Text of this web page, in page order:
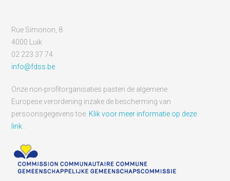
Rue Simonon, 8
4000 Luik
02 223 37 74
info@fdss.be
Onze non-profitorganisaties pasten de algemene
Europese verordening inzake de bescherming van
persoonsgegevens toe. Klik voor meer informatie op deze
link .